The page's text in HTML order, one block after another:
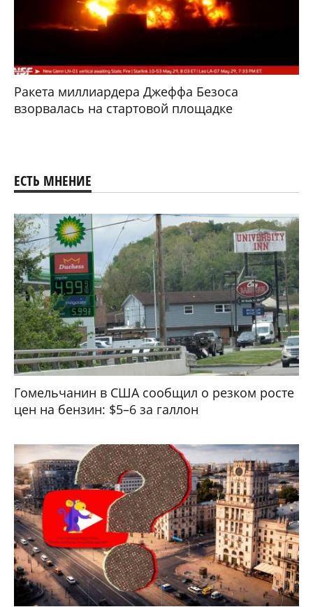
Ракета миллиардера Джеффа Безоса
взорвалась на стартовой площадке
ЕСТЬ МНЕНИЕ
Гомельчанин в США сообщил о резком росте
цен на бензин: $5–6 за галлон